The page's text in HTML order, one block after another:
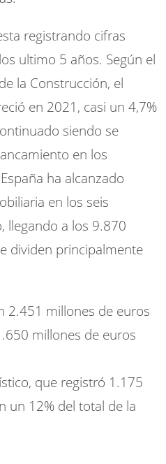
registrando cifras
ultimo 5 años. Según el
la Construcción, el
en 2021, casi un 4,7%
siendo se
en los
ha alcanzado
en los seis
llegando a los 9.870
dividen principalmente
2.451 millones de euros
millones de euros
que registró 1.175
un 12% del total de la